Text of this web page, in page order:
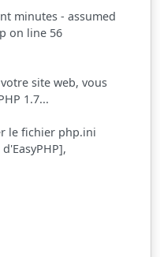
minutes - assumed
on line 56
site web, vous
1.7...
le fichier php.ini